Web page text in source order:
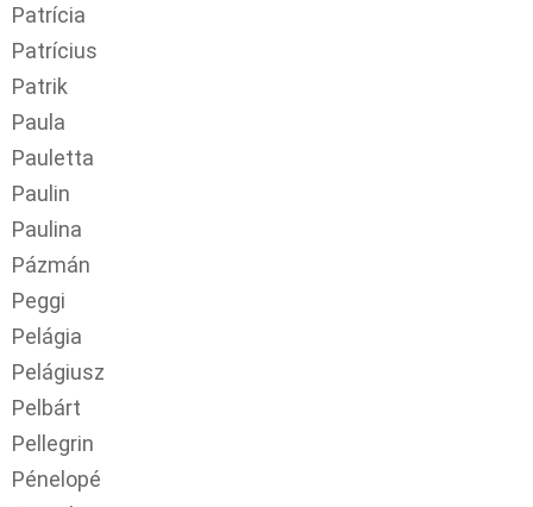
Patrícia
Patrícius
Patrik
Paula
Pauletta
Paulin
Paulina
Pázmán
Peggi
Pelágia
Pelágiusz
Pelbárt
Pellegrin
Pénelopé